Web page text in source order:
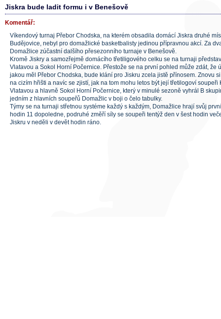
Jiskra bude ladit formu i v Benešově
Komentář:
Víkendový turnaj Přebor Chodska, na kterém obsadila domácí Jiskra druhé
Budějovice, nebyl pro domažlické basketbalisty jedinou přípravnou akcí. Za
Domažlice zúčastní dalšího přesezonního turnaje v Benešově.
Kromě Jiskry a samozřejmě domácího třetiligového celku se na turnaji
Vlatavou a Sokol Horní Počernice. Přestože se na první pohled může zdát, že
jakou měl Přebor Chodska, bude klání pro Jiskru zcela jistě přínosem. Znovu
na cizím hřišti a navíc se zjistí, jak na tom mohu letos být její třetilogoví soupeři
Vlatavou a hlavně Sokol Horní Počernice, který v minulé sezoně vyhrál B
jedním z hlavních soupeřů Domažlic v boji o čelo tabulky.
Týmy se na turnaji střetnou systéme každý s každým, Domažlice hrají svůj
hodin 11 dopoledne, podruhé změří síly se soupeři tentýž den v šest hodin
Jiskru v neděli v devět hodin ráno.